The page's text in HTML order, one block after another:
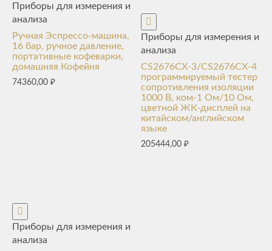
Приборы для измерения и
анализа
Ручная Эспрессо-машина,
16 бар, ручное давление,
портативные кофеварки,
домашняя Кофейня
74360,00 ₽
Приборы для измерения и
анализа
CS2676CX-3/CS2676CX-4
программируемый тестер
сопротивления изоляции
1000 В, ком-1 Ом/10 Ом,
цветной ЖК-дисплей на
китайском/английском
языке
205444,00₽
Приборы для измерения и
анализа